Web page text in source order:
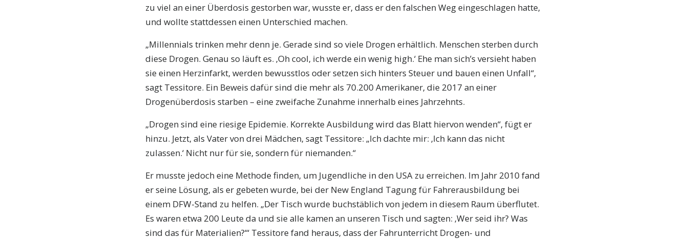
zu viel an einer Überdosis gestorben war, wusste er, dass er den falschen Weg eingeschlagen hatte,
und wollte stattdessen einen Unterschied machen.
„Millennials trinken mehr denn je. Gerade sind so viele Drogen erhältlich. Menschen sterben durch
diese Drogen. Genau so läuft es. ‚Oh cool, ich werde ein wenig high.‘ Ehe man sich’s versieht haben
sie einen Herzinfarkt, werden bewusstlos oder setzen sich hinters Steuer und bauen einen Unfall“,
sagt Tessitore. Ein Beweis dafür sind die mehr als 70.200 Amerikaner, die 2017 an einer
Drogenüberdosis starben – eine zweifache Zunahme innerhalb eines Jahrzehnts.
„Drogen sind eine riesige Epidemie. Korrekte Ausbildung wird das Blatt hiervon wenden“, fügt er
hinzu. Jetzt, als Vater von drei Mädchen, sagt Tessitore: „Ich dachte mir: ‚Ich kann das nicht
zulassen.‘ Nicht nur für sie, sondern für niemanden.“
Er musste jedoch eine Methode finden, um Jugendliche in den USA zu erreichen. Im Jahr 2010 fand
er seine Lösung, als er gebeten wurde, bei der New England Tagung für Fahrerausbildung bei
einem DFW-Stand zu helfen. „Der Tisch wurde buchstäblich von jedem in diesem Raum überflutet.
Es waren etwa 200 Leute da und sie alle kamen an unseren Tisch und sagten: ‚Wer seid ihr? Was
sind das für Materialien?‘“ Tessitore fand heraus, dass der Fahrunterricht Drogen- und